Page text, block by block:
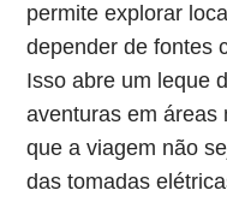
permite explorar
depender de fontes
Isso abre um leque
aventuras em áreas
que a viagem não
das tomadas